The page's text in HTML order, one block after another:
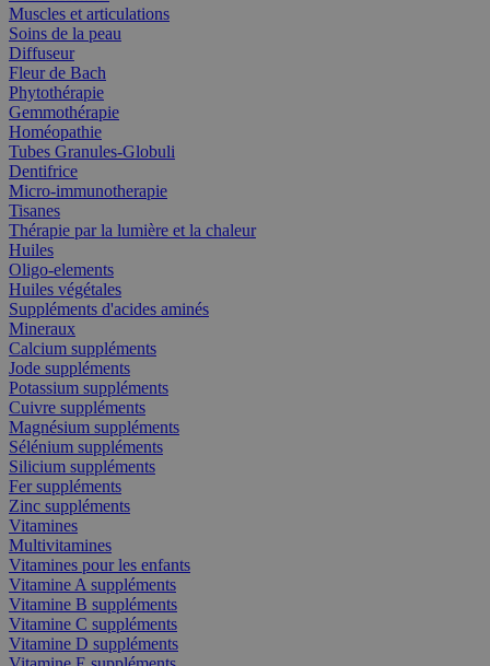
Muscles et articulations
Soins de la peau
Diffuseur
Fleur de Bach
Phytothérapie
Gemmothérapie
Homéopathie
Tubes Granules-Globuli
Dentifrice
Micro-immunotherapie
Tisanes
Thérapie par la lumière et la chaleur
Huiles
Oligo-elements
Huiles végétales
Suppléments d'acides aminés
Mineraux
Calcium suppléments
Jode suppléments
Potassium suppléments
Cuivre suppléments
Magnésium suppléments
Sélénium suppléments
Silicium suppléments
Fer suppléments
Zinc suppléments
Vitamines
Multivitamines
Vitamines pour les enfants
Vitamine A suppléments
Vitamine B suppléments
Vitamine C suppléments
Vitamine D suppléments